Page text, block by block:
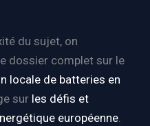
du sujet, on
dossier complet sur le
locale de batteries en
sur les défis et
européenne.